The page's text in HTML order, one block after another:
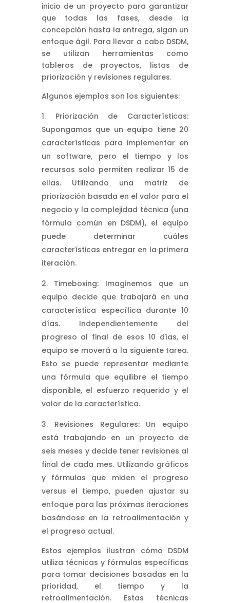
inicio de un proyecto para garantizar
que todas las fases, desde la
concepción hasta la entrega, sigan un
enfoque ágil. Para llevar a cabo DSDM,
se utilizan herramientas como
tableros de proyectos, listas de
priorización y revisiones regulares.
Algunos ejemplos son los siguientes:
Priorización de Características:
Supongamos que un equipo tiene 20
características para implementar en
un software, pero el tiempo y los
recursos solo permiten realizar 15 de
ellas. Utilizando una matriz de
priorización basada en el valor para el
negocio y la complejidad técnica (una
fórmula común en DSDM), el equipo
puede determinar cuáles
características entregar en la primera
iteración.
Timeboxing: Imaginemos que un
equipo decide que trabajará en una
característica específica durante 10
días. Independientemente del
progreso al final de esos 10 días, el
equipo se moverá a la siguiente tarea.
Esto se puede representar mediante
una fórmula que equilibre el tiempo
disponible, el esfuerzo requerido y el
valor de la característica.
Revisiones Regulares: Un equipo
está trabajando en un proyecto de
seis meses y decide tener revisiones al
final de cada mes. Utilizando gráficos
y fórmulas que miden el progreso
versus el tiempo, pueden ajustar su
enfoque para las próximas iteraciones
basándose en la retroalimentación y
el progreso actual.
Estos ejemplos ilustran cómo DSDM
utiliza técnicas y fórmulas específicas
para tomar decisiones basadas en la
prioridad, el tiempo y la
retroalimentación. Estas técnicas